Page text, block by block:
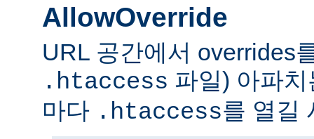
AllowOverride
URL 공간에서 overrides
.htaccess 파일) 아파
마다 .htaccess를 열길